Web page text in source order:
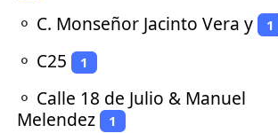
⚬ C. Monseñor Jacinto Vera y 1
⚬ C25 1
⚬ Calle 18 de Julio & Manuel
Melendez
1